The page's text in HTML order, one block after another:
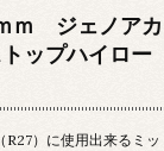
ｍ ジェノアカ
ップハイロー
R27）に使用出来るミッ